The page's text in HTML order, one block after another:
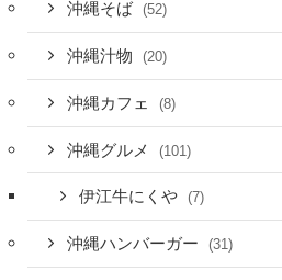
沖縄そば (52)
沖縄汁物 (20)
沖縄カフェ (8)
沖縄グルメ (101)
伊江牛にくや (7)
沖縄ハンバーガー (31)